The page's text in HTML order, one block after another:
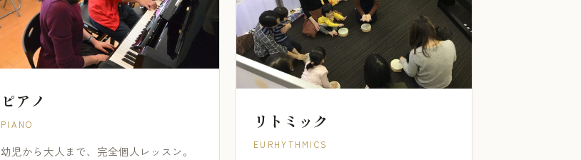
ピアノ
PIANO
幼児から大人まで、完全個人レッスン。
リトミック
EURHYTHMICS